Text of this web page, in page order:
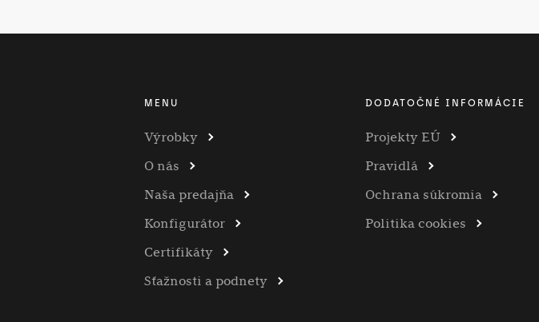
MENU
Výrobky
O nás
Naša predajňa
Konfigurátor
Certifikáty
Sťažnosti a podnety
DODATOČNÉ INFORMÁCIE
Projekty EÚ
Pravidlá
Ochrana súkromia
Politika cookies